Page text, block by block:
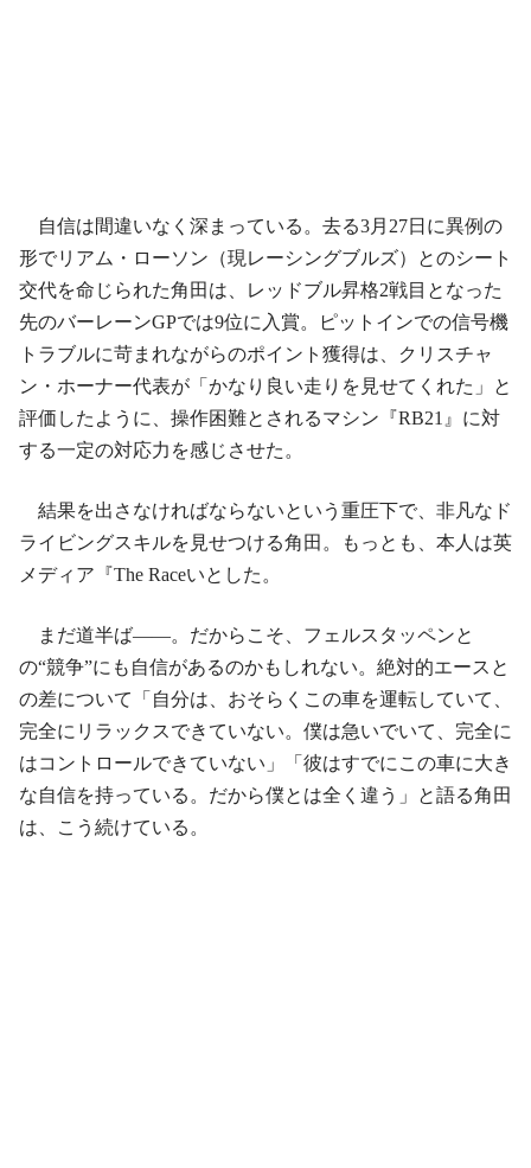
自信は間違いなく深まっている。去る3月27日に異例の
形でリアム・ローソン（現レーシングブルズ）とのシート
交代を命じられた角田は、レッドブル昇格2戦目となった
先のバーレーンGPでは9位に入賞。ピットインでの信号機
トラブルに苛まれながらのポイント獲得は、クリスチャ
ン・ホーナー代表が「かなり良い走りを見せてくれた」と
評価したように、操作困難とされるマシン『RB21』に対
する一定の対応力を感じさせた。
結果を出さなければならないという重圧下で、非凡なド
ライビングスキルを見せつける角田。もっとも、本人は英
メディア『The Raceいとした。
まだ道半ば――。だからこそ、フェルスタッペンと
の“競争”にも自信があるのかもしれない。絶対的エースと
の差について「自分は、おそらくこの車を運転していて、
完全にリラックスできていない。僕は急いでいて、完全に
はコントロールできていない」「彼はすでにこの車に大き
な自信を持っている。だから僕とは全く違う」と語る角田
は、こう続けている。